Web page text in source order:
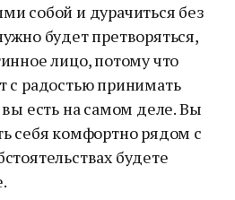
собой и дурачиться без
будет претворяться,
лицо, потому что
с радостью принимать
есть на самом деле. Вы
себя комфортно рядом с
будете